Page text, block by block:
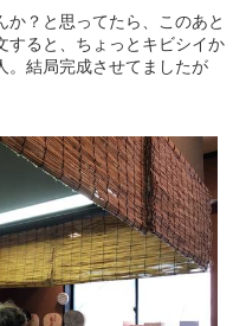
か？と思ってたら、このあと
すると、ちょっとキビシイか
。結局完成させてましたが